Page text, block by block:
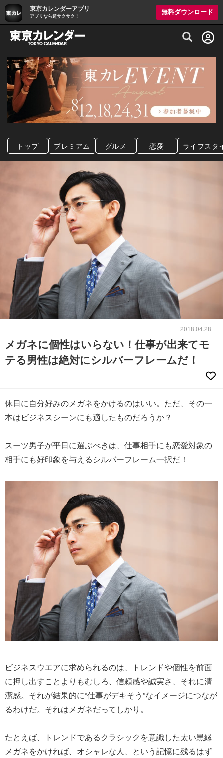
東京カレンダーアプリ
アプリなら超サクサク！
無料ダウンロード
グルメ情報・プレミアムレストラン予約
トップ プレミアム グルメ 恋愛 ライフスタ
2018.04.28
メガネに個性はいらない！仕事が出来てモ
テる男性は絶対にシルバーフレームだ！
休日に自分好みのメガネをかけるのはいい。ただ、その一
本はビジネスシーンにも適したものだろうか？
スーツ男子が平日に選ぶべきは、仕事相手にも恋愛対象の
相手にも好印象を与えるシルバーフレーム一択だ！
ビジネスウエアに求められるのは、トレンドや個性を前面
に押し出すことよりもむしろ、信頼感や誠実さ、それに清
潔感。それが結果的に“仕事がデキそう”なイメージにつなが
るわけだ。それはメガネだってしかり。
たとえば、トレンドであるクラシックを意識した太い黒縁
メガネをかければ、オシャレな人、という記憶に残るはず